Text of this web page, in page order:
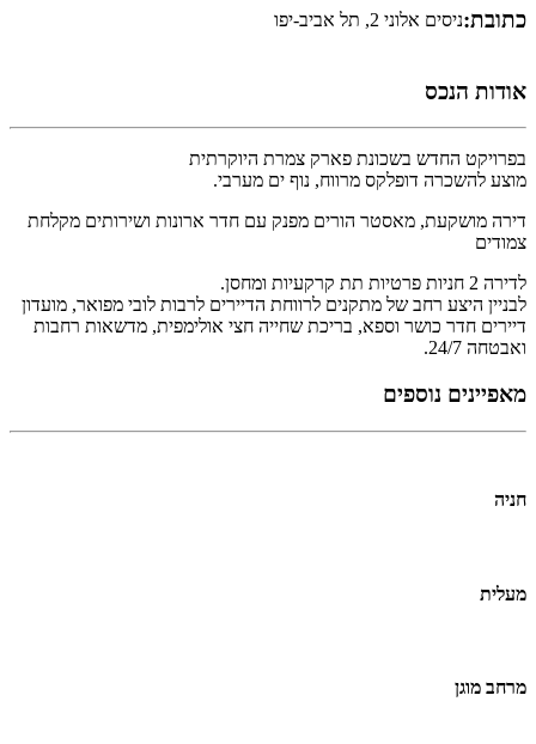
כתובת:ניסים אלוני 2, תל אביב-יפו
אודות הנכס
בפרויקט החדש בשכונת פארק צמרת היוקרתית
מוצע להשכרה דופלקס מרווח, נוף ים מערבי.
דירה מושקעת, מאסטר הורים מפנק עם חדר ארונות ושירותים מקלחת
צמודים
לדירה 2 חניות פרטיות תת קרקעיות ומחסן.
לבניין היצע רחב של מתקנים לרווחת הדיירים לרבות לובי מפואר, מועדון
דיירים חדר כושר וספא, בריכת שחייה חצי אולימפית, מדשאות רחבות
ואבטחה 24/7.
מאפיינים נוספים
חניה
מעלית
מרחב מוגן